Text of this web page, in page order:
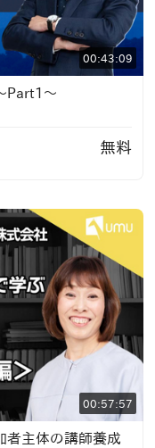
00:43:09
Part1〜
無料
00:57:57
者主体の講師養成